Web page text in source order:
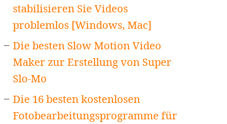
stabilisieren Sie Videos
problemlos [Windows, Mac]
Die besten Slow Motion Video
Maker zur Erstellung von Super
Slo-Mo
Die 16 besten kostenlosen
Fotobearbeitungsprogramme für